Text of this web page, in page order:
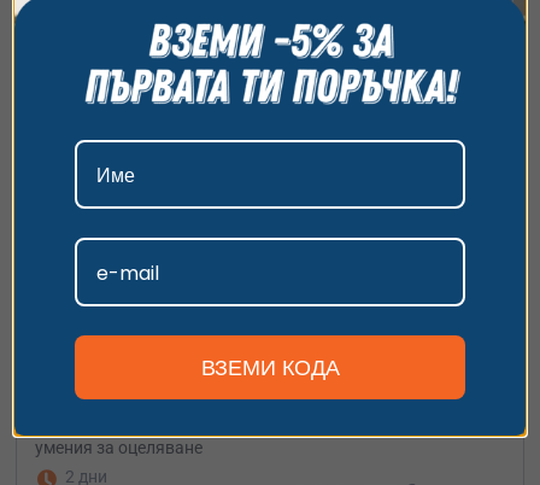
Базов курс за оцеляване в дивата природа
умения за оцеляване
2 дни
всички бисквитки, да откажете всички или да
изберете предпочитания. За повече информация
относно начина, по който обработваме вашите
данни, моля, посетете нашата страница за
поверителност.
ВЗЕМИ КОДА